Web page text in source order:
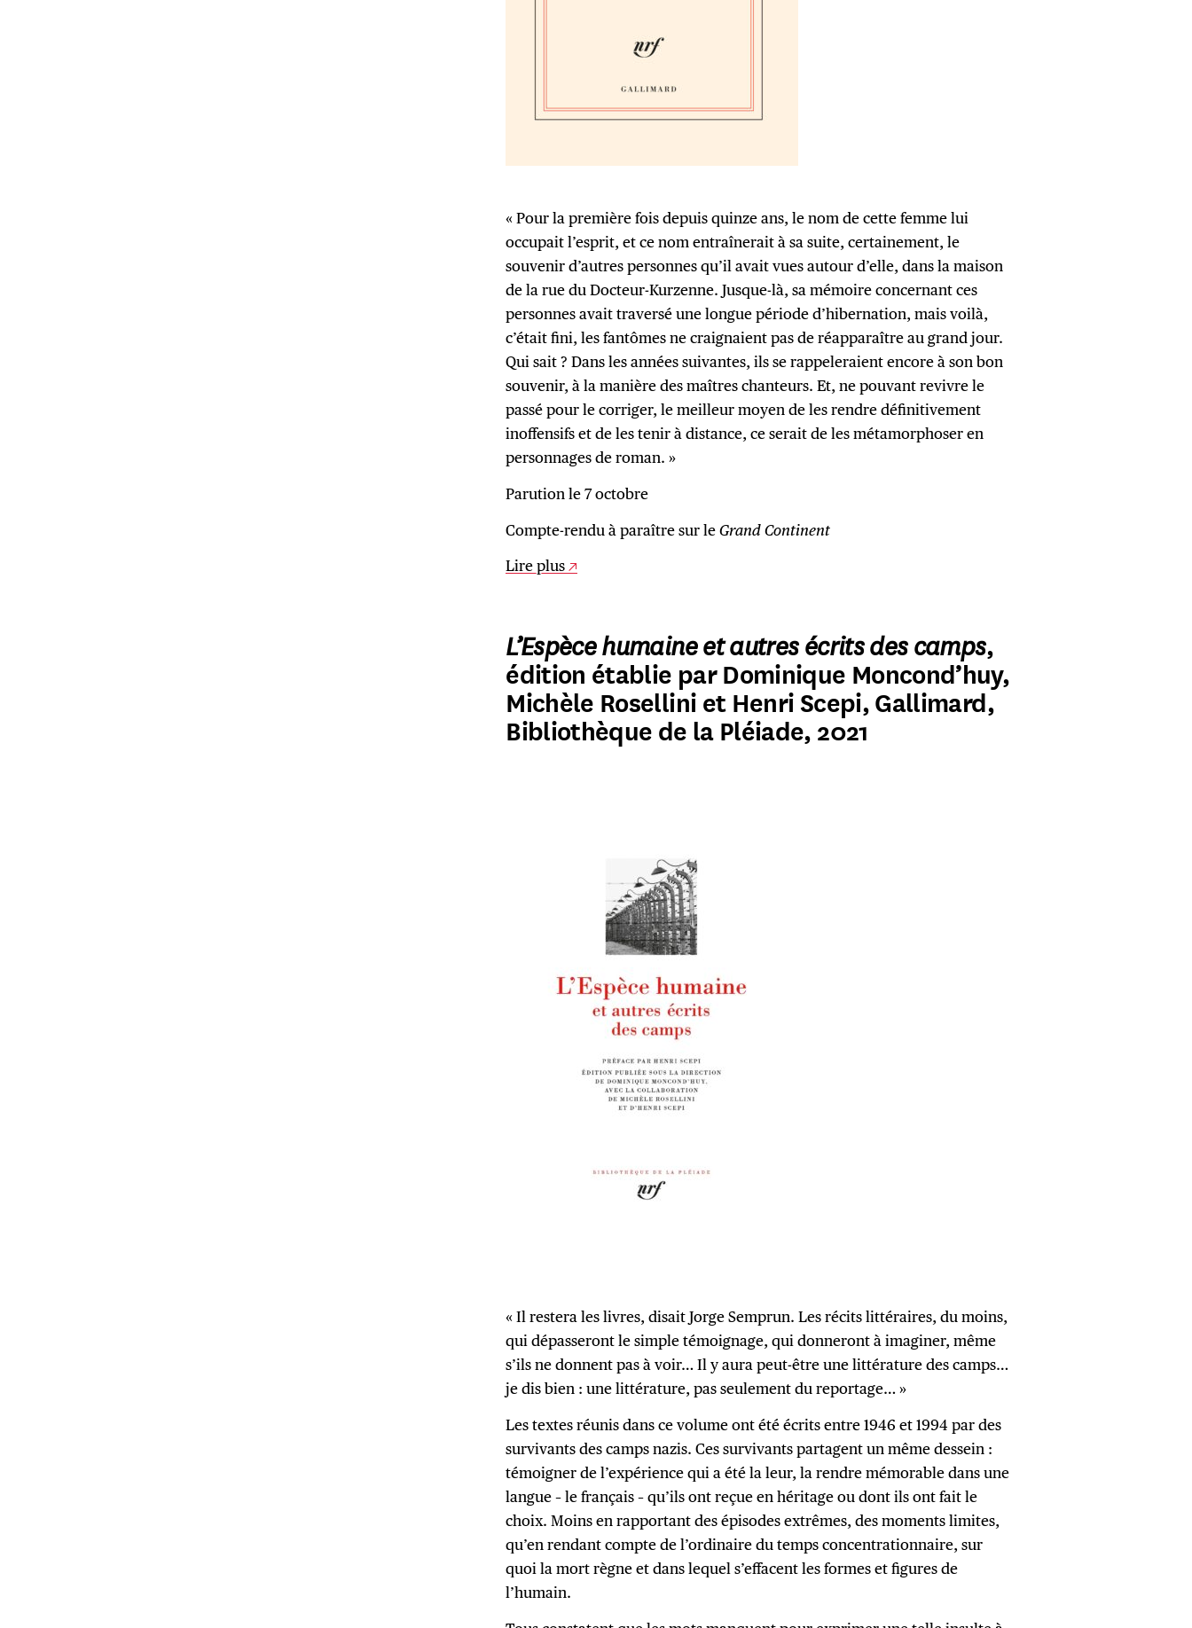
« Pour la première fois depuis quinze ans, le nom de cette femme lui
occupait l’esprit, et ce nom entraînerait à sa suite, certainement, le
souvenir d’autres personnes qu’il avait vues autour d’elle, dans la maison
de la rue du Docteur-Kurzenne. Jusque-là, sa mémoire concernant ces
personnes avait traversé une longue période d’hibernation, mais voilà,
c’était fini, les fantômes ne craignaient pas de réapparaître au grand jour.
Qui sait ? Dans les années suivantes, ils se rappeleraient encore à son bon
souvenir, à la manière des maîtres chanteurs. Et, ne pouvant revivre le
passé pour le corriger, le meilleur moyen de les rendre définitivement
inoffensifs et de les tenir à distance, ce serait de les métamorphoser en
personnages de roman. »
Parution le 7 octobre
Compte-rendu à paraître sur leGrand Continent
Lire plus
L’Espèce humaine et autres écrits des camps,
édition établie par Dominique Moncond’huy,
Michèle Rosellini et Henri Scepi, Gallimard,
Bibliothèque de la Pléiade, 2021
« Il restera les livres, disait Jorge Semprun. Les récits littéraires, du moins,
qui dépasseront le simple témoignage, qui donneront à imaginer, même
s’ils ne donnent pas à voir… Il y aura peut-être une littérature des camps…
je dis bien : une littérature, pas seulement du reportage… »
Les textes réunis dans ce volume ont été écrits entre 1946 et 1994 par des
survivants des camps nazis. Ces survivants partagent un même dessein :
témoigner de l’expérience qui a été la leur, la rendre mémorable dans une
langue – le français – qu’ils ont reçue en héritage ou dont ils ont fait le
choix. Moins en rapportant des épisodes extrêmes, des moments limites,
qu’en rendant compte de l’ordinaire du temps concentrationnaire, sur
quoi la mort règne et dans lequel s’effacent les formes et figures de
l’humain.